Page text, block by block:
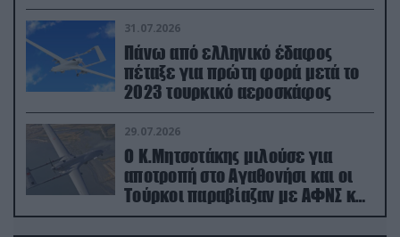
31.07.2026
Πάνω από ελληνικό έδαφος
πέταξε για πρώτη φορά μετά το
2023 τουρκικό αεροσκάφος
29.07.2026
Ο Κ.Μητσοτάκης μιλούσε για
αποτροπή στο Αγαθονήσι και οι
Τούρκοι παραβίαζαν με ΑΦΝΣ και
drone